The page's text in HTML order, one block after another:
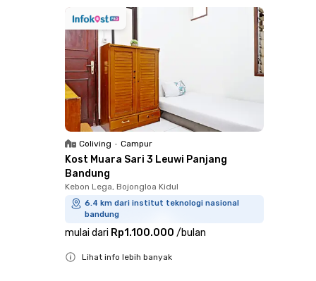
Coliving • Campur
Kost Muara Sari 3 Leuwi Panjang
Bandung
Kebon Lega, Bojongloa Kidul
6.4 km dari institut teknologi nasional
bandung
mulai dari Rp1.100.000 /bulan
Lihat info lebih banyak